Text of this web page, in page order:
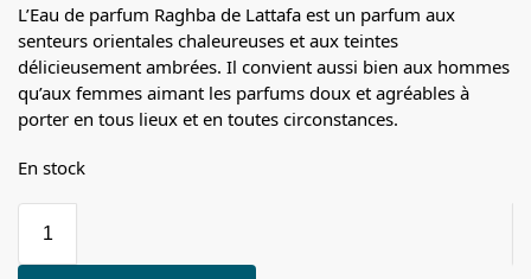
L’Eau de parfum Raghba de Lattafa est un parfum aux
senteurs orientales chaleureuses et aux teintes
délicieusement ambrées. Il convient aussi bien aux hommes
qu’aux femmes aimant les parfums doux et agréables à
porter en tous lieux et en toutes circonstances.
En stock